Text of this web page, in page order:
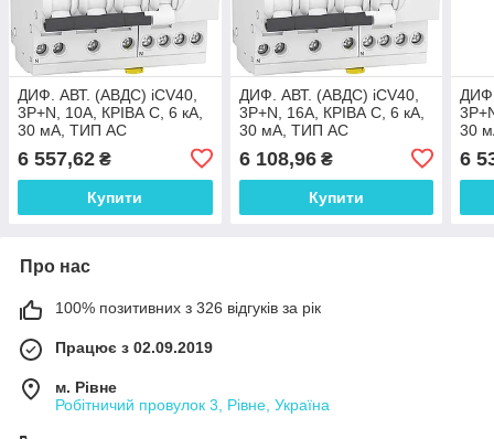
ДИФ. АВТ. (АВДС) iCV40,
3P+N, 10A, КРІВА C, 6 кА,
30 мА, ТИП AC
6 557,62 ₴
Купити
ДИФ. АВТ. (АВДС) iCV40,
3P+N, 16A, КРІВА C, 6 кА,
30 мА, ТИП AC
6 108,96₴
Купити
30
6
Про нас
100% позитивних з 326 відгуків за рік
Працює з 02.09.2019
м. Рівне
Робітничий провулок 3, Рівне, Україна